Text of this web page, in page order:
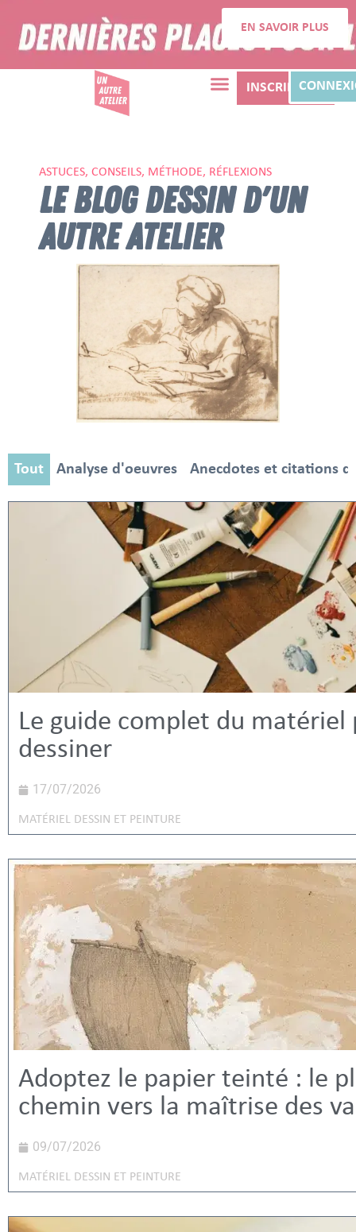
EN SAVOIR PLUS
INSCRIPTION
ASTUCES, CONSEILS, MÉTHODE, RÉFLEXIONS
LE BLOG DESSIN D'UN
AUTRE ATELIER
Analyse d'oeuvres Anecdotes et citations
Tout
Le guide complet du matériel
dessiner
17/07/2026
MATÉRIEL DESSIN ET PEINTURE
Adoptez le papier teinté : le
chemin vers la maîtrise des
09/07/2026
MATÉRIEL DESSIN ET PEINTURE